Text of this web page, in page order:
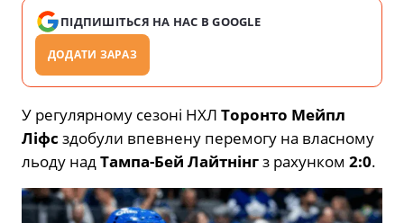
ПІДПИШІТЬСЯ НА НАС В GOOGLE
ДОДАТИ ЗАРАЗ
У регулярному сезоні НХЛ Торонто Мейпл
Ліфс здобули впевнену перемогу на власному
льоду надТампа-Бей Лайтнінгз рахунком 2:0.